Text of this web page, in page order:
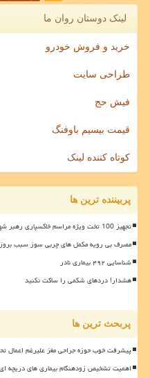
لینک دوستان روان ما
خرید و فروش خودرو
طراحی سایت
فیش حج
قیمت بیسیم باوفنگ
کوتاه کننده لینک
پربیننده ترین ها
تجهیز 100 تخت ویژه مراسم خاکسپاری رهبر شهید در بیمارستان صحرایی مصلی به علاوه فیلم
مصرف بی رویه مکمل های چربی سوز سبب
شناسایی ۴۹۲ بیماری نادر
هشدار! دردهای شکمی را ساکت نکنید
پربحث ترین ها
پیشرفت خوب حوزه جراحی مغز علیرغم اعمال
اهمیت تشخیص زودهنگام بیماری های دریچه